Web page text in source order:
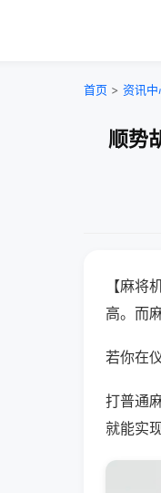
首页 > 资讯中
顺势
【麻
高。而
若你在
打普通
就能实